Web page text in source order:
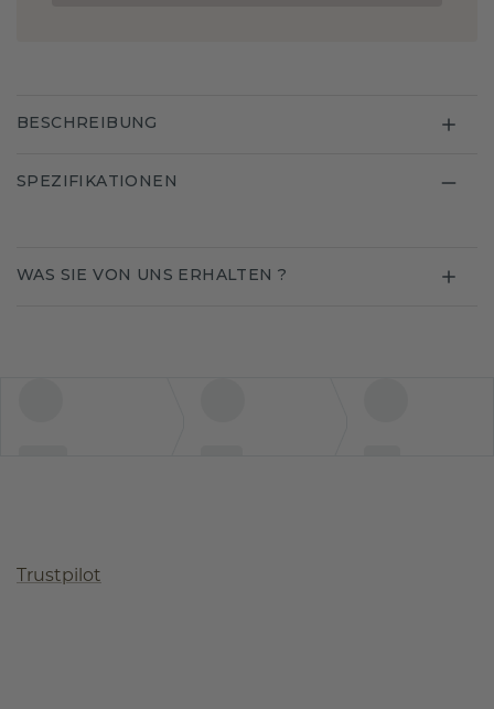
BESCHREIBUNG
SPEZIFIKATIONEN
WAS SIE VON UNS ERHALTEN ?
Trustpilot